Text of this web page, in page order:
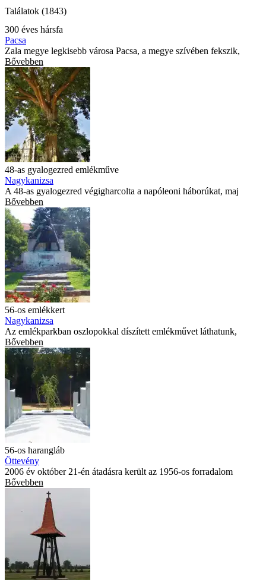
Találatok (1843)
300 éves hársfa
Pacsa
Zala megye legkisebb városa Pacsa, a megye szívében fekszik,
Bővebben
48-as gyalogezred emlékműve
Nagykanizsa
A 48-as gyalogezred végigharcolta a napóleoni háborúkat, maj
Bővebben
56-os emlékkert
Nagykanizsa
Az emlékparkban oszlopokkal díszített emlékművet láthatunk,
Bővebben
56-os harangláb
Öttevény
2006 év október 21-én átadásra került az 1956-os forradalom
Bővebben